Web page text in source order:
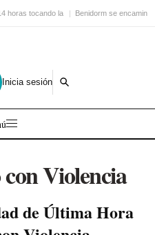
horas tocando la Benidorm se encamina
Inicia sesión
Violencia
de Última Hora